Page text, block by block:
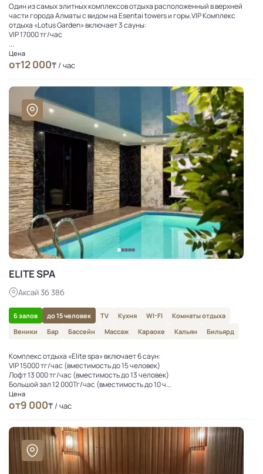
Один из самых элитных комплексов отдыха расположенный в верхней
части города Алматы с видом на Esentai towers и горы.VIP Комплекс
отдыха «Lotus Garden» включает 3 сауны:
VIP 17000 тг/час
...
Цена
от12 000₸ / час
ELITE SPA
Аксай 3б 38б
6 залов до 15 человек TV Кухня WI-FI
Комнаты отдыха
Веники
Бар Бассейн Массаж Караоке Кальян Бильярд
Комплекс отдыха «Elite spa» включает 6 саун:
VIP 15000 тг/час (вместимость до 15 человек)
Лофт 13 000 тг/час (вместимость до 13 человек)
Большой зал 12 000Тг/час (вместимость до 10 ч...
Цена
от9 000₸ / час